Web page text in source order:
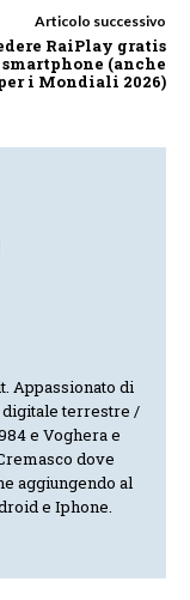
Articolo successivo
RaiPlay gratis
smartphone (anche
i Mondiali 2026)
Appassionato di
terrestre /
e Voghera e
dove
aggiungendo al
e Iphone.